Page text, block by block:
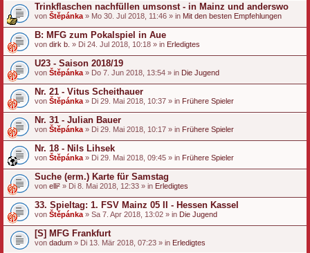
Trinkflaschen nachfüllen umsonst - in Mainz und anderswo
von Štěpánka » Mo 30. Jul 2018, 11:46 » in Mit den besten Empfehlungen
B: MFG zum Pokalspiel in Aue
von dirk b. » Di 24. Jul 2018, 10:18 » in Erledigtes
U23 - Saison 2018/19
von Štěpánka » Do 7. Jun 2018, 13:54 » in Die Jugend
Nr. 21 - Vitus Scheithauer
von Štěpánka » Di 29. Mai 2018, 10:37 » in Frühere Spieler
Nr. 31 - Julian Bauer
von Štěpánka » Di 29. Mai 2018, 10:17 » in Frühere Spieler
Nr. 18 - Nils Lihsek
von Štěpánka » Di 29. Mai 2018, 09:45 » in Frühere Spieler
Suche (erm.) Karte für Samstag
von elli² » Di 8. Mai 2018, 12:33 » in Erledigtes
33. Spieltag: 1. FSV Mainz 05 II - Hessen Kassel
von Štěpánka » Sa 7. Apr 2018, 13:02 » in Die Jugend
[S] MFG Frankfurt
von dadum » Di 13. Mär 2018, 07:23 » in Erledigtes